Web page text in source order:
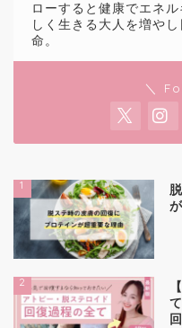
ローすると健康でエネ
しく生きる大人を増や
命。
＼
1
2